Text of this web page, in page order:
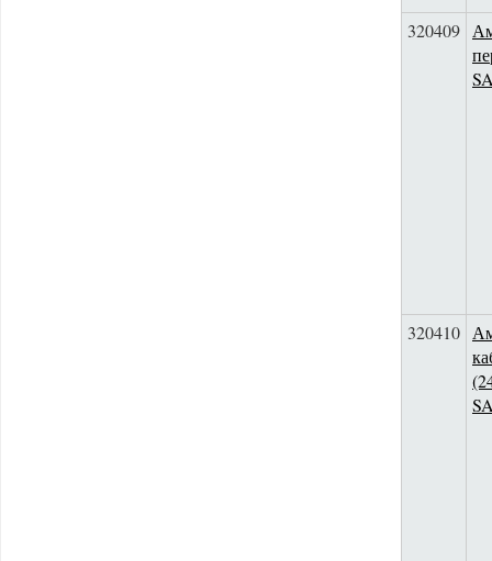
320409
320410